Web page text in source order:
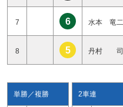
7 6 水本 竜二
8 5 丹村 司
単勝／複勝 2車連